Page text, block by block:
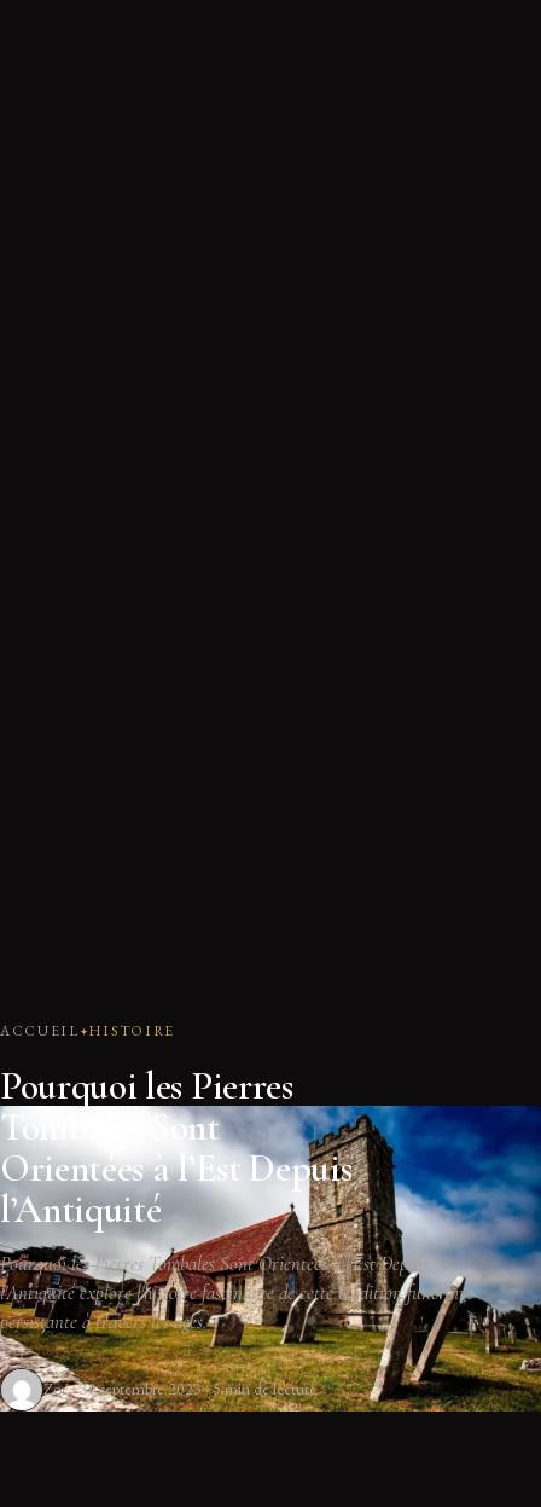
ACCUEIL HISTOIRE
Pourquoi les Pierres
Tombales Sont
Orientées à l’Est Depuis
l’Antiquité
Pourquoi les Pierres Tombales Sont Orientées à l'Est Depuis
l'Antiquité explore l'histoire fascinante de cette tradition funéraire
persistante à travers les âges.
Zoé 30 septembre 2023 5 min de lecture